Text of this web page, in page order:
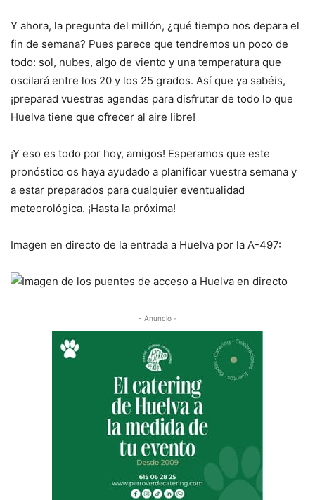
Y ahora, la pregunta del millón, ¿qué tiempo nos depara el
fin de semana? Pues parece que tendremos un poco de
todo: sol, nubes, algo de viento y una temperatura que
oscilará entre los 20 y los 25 grados. Así que ya sabéis,
¡preparad vuestras agendas para disfrutar de todo lo que
Huelva tiene que ofrecer al aire libre!
¡Y eso es todo por hoy, amigos! Esperamos que este
pronóstico os haya ayudado a planificar vuestra semana y
a estar preparados para cualquier eventualidad
meteorológica. ¡Hasta la próxima!
Imagen en directo de la entrada a Huelva por la A-497:
- Anuncio -